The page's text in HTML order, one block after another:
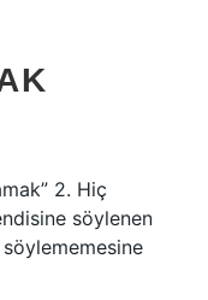
2. Hiç
söylenen